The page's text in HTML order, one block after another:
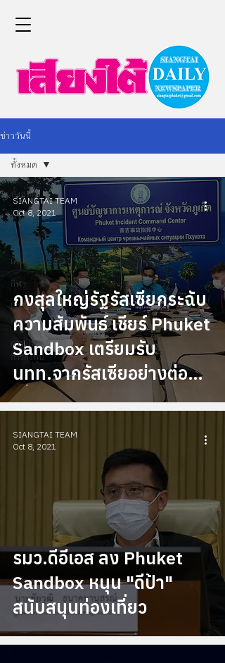
ข่าววันนี้
ทั้งหมด
ข่าว
การเมือง
เศรษฐกิจ
กีฬา
Life &
Arts
การเงิน
การลงทุน
ทั้งหมด
กงสุลใหญ่รัฐรัสเซียกระฉับ
ความสัมพันธ์ เชียร์ Phuket
Sandbox เตรียมรับ
นทท.จากรัสเซียอย่างต่อ
เนื่อง
SIANGTAI TEAM
Oct 8, 2021
รมว.ดีอีเอส ลง Phuket
Sandbox หนุน "ดีป้า"
สนับสนุนท่องเที่ยว
SIANGTAI TEAM
Oct 8, 2021